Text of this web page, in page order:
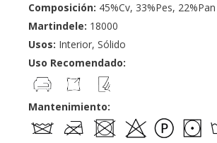
Composición: 45%Cv, 33%Pes, 22%Pan
Martindele: 18000
Usos: Interior, Sólido
Uso Recomendado:
Mantenimiento: